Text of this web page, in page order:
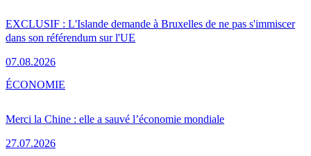
EXCLUSIF : L'Islande demande à Bruxelles de ne pas s'immiscer
dans son référendum sur l'UE
07.08.2026
Merci la Chine : elle a sauvé l’économie mondiale
27.07.2026
ÉCONOMIE